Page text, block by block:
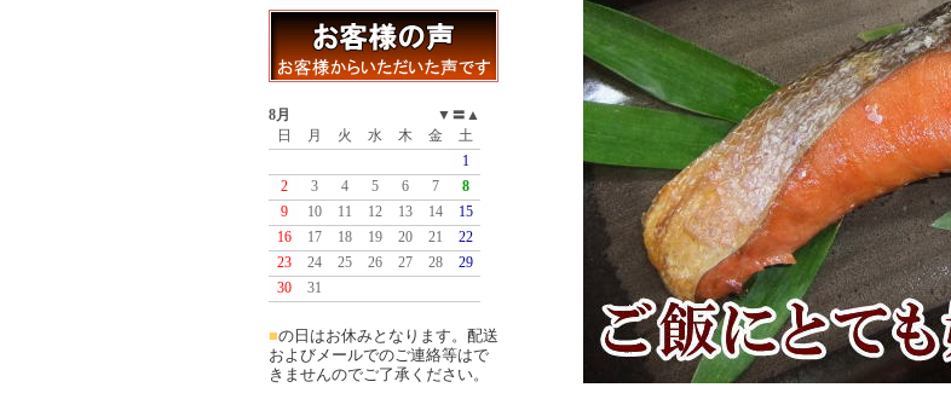
▲
〓
▼
8月
日
月 火 水 木 金
土
1
2
3 4 5 6 7
8
9
10 11 12 13 14
15
16
17 18 19 20 21
22
23
24 25 26 27 28
29
30
31
■の日はお休みとなります。配送
およびメールでのご連絡等はで
きませんのでご了承ください。